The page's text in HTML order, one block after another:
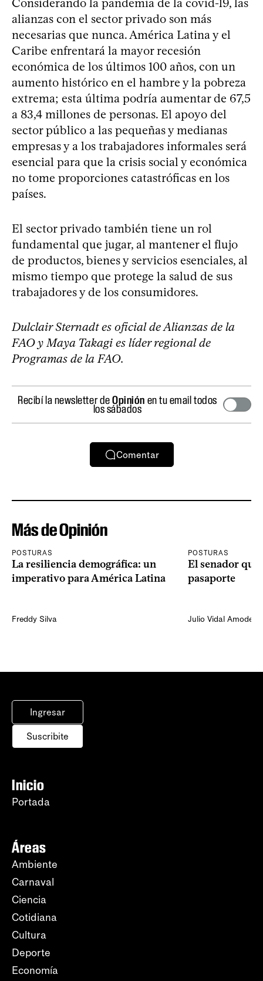
Considerando la pandemia de la covid-19, las
alianzas con el sector privado son más
necesarias que nunca. América Latina y el
Caribe enfrentará la mayor recesión
económica de los últimos 100 años, con un
aumento histórico en el hambre y la pobreza
extrema; esta última podría aumentar de 67,5
a 83,4 millones de personas. El apoyo del
sector público a las pequeñas y medianas
empresas y a los trabajadores informales será
esencial para que la crisis social y económica
no tome proporciones catastróficas en los
países.
El sector privado también tiene un rol
fundamental que jugar, al mantener el flujo
de productos, bienes y servicios esenciales, al
mismo tiempo que protege la salud de sus
trabajadores y de los consumidores.
Dulclair Sternadt es oficial de Alianzas de la
FAO y Maya Takagi es líder regional de
Programas de la FAO.
Recibí la newsletter deOpinión en tu email todos
los sábados
Comentar
Más de Opinión
POSTURAS
La resiliencia demográfica: un
imperativo para América Latina
Freddy Silva
POSTURAS
El senador
pasaporte
Julio Vidal Amodeo
Ingresar
Suscribite
Inicio
Portada
Áreas
Ambiente
Carnaval
Ciencia
Cotidiana
Cultura
Deporte
Economía